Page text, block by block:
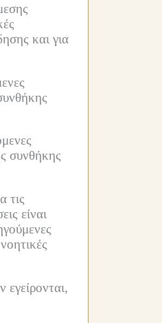
και για
συνθήκης
τις
είναι